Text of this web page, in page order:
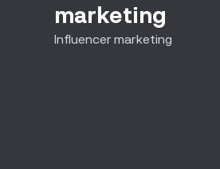
marketing
Influencer marketing